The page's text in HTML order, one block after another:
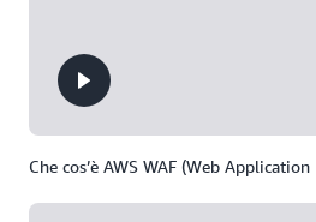
Che cos’è AWS WAF (Web